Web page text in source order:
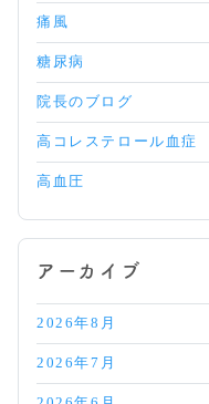
痛風
糖尿病
院長のブログ
高コレステロール血症
高血圧
アーカイブ
2026年8月
2026年7月